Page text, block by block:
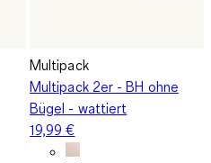
Multipack
Multipack 2er - BH ohne
Bügel - wattiert
19,99 €